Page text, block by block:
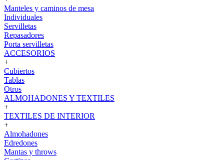
Manteles y caminos de mesa
Individuales
Servilletas
Repasadores
Porta servilletas
ACCESORIOS
+
Cubiertos
Tablas
Otros
ALMOHADONES Y TEXTILES
+
TEXTILES DE INTERIOR
+
Almohadones
Edredones
Mantas y throws